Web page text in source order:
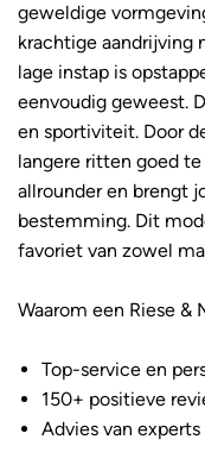
geweldige
krachtige aandrijving
lage instap is
eenvoudig geweest.
en sportiviteit. Door
langere ritten goed
allrounder en brengt
bestemming. Dit
favoriet van zowel
Waarom een Riese &
Top-service en
150+ positieve
Advies van